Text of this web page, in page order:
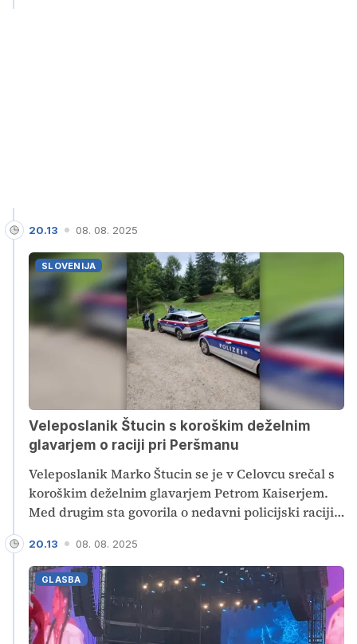
SLOVENIJA
20.13 08. 08. 2025
Veleposlanik Štucin s koroškim deželnim
glavarjem o raciji pri Peršmanu
Veleposlanik Marko Štucin se je v Celovcu srečal s
koroškim deželnim glavarjem Petrom Kaiserjem.
Med drugim sta govorila o nedavni policijski raciji
Peršmanovi domačiji. Obenem je potekal prvi
sestanek posebne komisije avstrijskega notranjega
ministrstva za obravnavo tega incidenta.
GLASBA
20.13 08. 08. 2025